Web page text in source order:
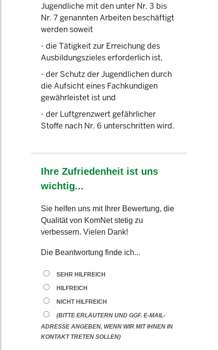
Jugendliche mit den unter Nr. 3 bis
Nr. 7 genannten Arbeiten beschäftigt
werden soweit
- die Tätigkeit zur Erreichung des
Ausbildungszieles erforderlich ist,
- der Schutz der Jugendlichen durch
die Aufsicht eines Fachkundigen
gewährleistet ist und
- der Luftgrenzwert gefährlicher
Stoffe nach Nr. 6 unterschritten wird.